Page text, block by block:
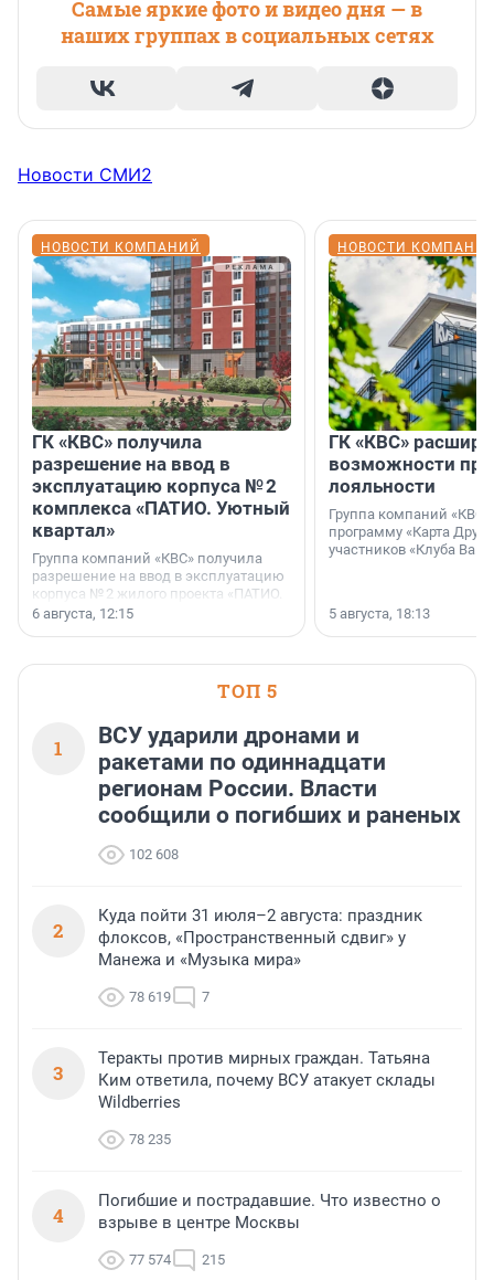
Самые яркие фото и видео дня — в
наших группах в социальных сетях
Новости СМИ2
НОВОСТИ КОМПАНИЙ
ГК «КВС» получила
разрешение на ввод в
эксплуатацию корпуса № 2
комплекса «ПАТИО. Уютный
квартал»
Группа компаний «КВС» получила
разрешение на ввод в эксплуатацию
корпуса № 2 жилого проекта «ПАТИО.
Уютный квартал», расположенного во
6 августа, 12:15
НОВОСТИ
ГК «КВС»
возможности
лояльности
Группа компаний
программу «Карта
участников «Клуба
5 августа, 18:13
ТОП 5
1
ВСУ ударили дронами и
ракетами по одиннадцати
регионам России. Власти
сообщили о погибших и раненых
102 608
2
Куда пойти 31 июля–2 августа: праздник
флоксов, «Пространственный сдвиг» у
Манежа и «Музыка мира»
78 619 7
3
Теракты против мирных граждан. Татьяна
Ким ответила, почему ВСУ атакует склады
Wildberries
78 235
4
Погибшие и пострадавшие. Что известно о
взрыве в центре Москвы
77 574 215